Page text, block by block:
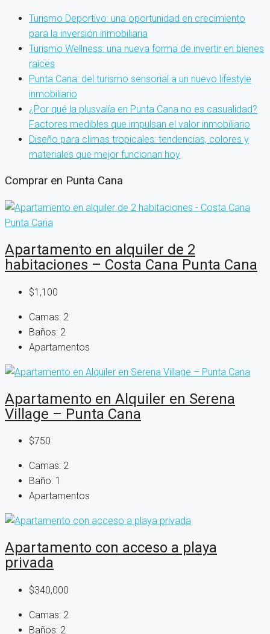
Turismo Deportivo: una oportunidad en crecimiento
para la inversión inmobiliaria
Turismo Wellness: una nueva forma de invertir en bienes
raíces
Punta Cana: del turismo sensorial a un nuevo lifestyle
inmobiliario
¿Por qué la plusvalía en Punta Cana no es casualidad?
Factores medibles que impulsan el valor inmobiliario
Diseño para climas tropicales: tendencias, colores y
materiales que mejor funcionan hoy
Comprar en Punta Cana
Apartamento en alquiler de 2
habitaciones – Costa Cana Punta Cana
$1,100
Camas: 2
Baños: 2
Apartamentos
Apartamento en Alquiler en Serena
Village – Punta Cana
$750
Camas: 2
Baño: 1
Apartamentos
Apartamento con acceso a playa
privada
$340,000
Camas: 2
Baños: 2